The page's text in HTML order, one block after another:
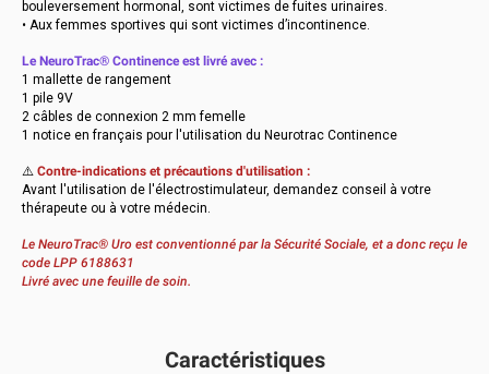
bouleversement hormonal, sont victimes de fuites urinaires.
• Aux femmes sportives qui sont victimes d’incontinence.
Le NeuroTrac® Continence est livré avec :
1 mallette de rangement
1 pile 9V
2 câbles de connexion 2 mm femelle
1 notice en français pour l'utilisation du Neurotrac Continence
⚠️ Contre-indications et précautions d'utilisation :
Avant l'utilisation de l'électrostimulateur, demandez conseil à votre
thérapeute ou à votre médecin.
Le NeuroTrac® Uro est conventionné par la Sécurité Sociale, et a donc reçu le
code LPP 6188631
Livré avec une feuille de soin.
Caractéristiques